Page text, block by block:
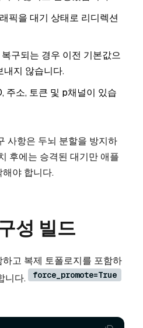
픽을 대기 상태로 리디렉션
구되는 경우 이전 기본값으
내지 않습니다.
주소, 토큰 및 p채널이 있습
사항은 두뇌 분할을 방지하
후에는 승격된 대기만 애플
야 합니다.
성 빌드
고 복제 토폴로지를 포함하
니다.
force_promote=True